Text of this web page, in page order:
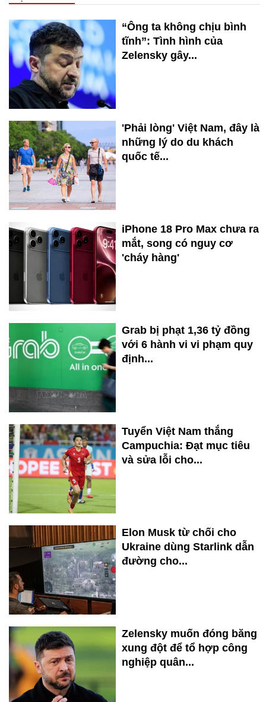
“Ông ta không chịu bình
tĩnh”: Tình hình của
Zelensky gây...
'Phải lòng' Việt Nam, đây là
những lý do du khách
quốc tế...
iPhone 18 Pro Max chưa ra
mắt, song có nguy cơ
'cháy hàng'
Grab bị phạt 1,36 tỷ đồng
với 6 hành vi vi phạm quy
định...
Tuyển Việt Nam thắng
Campuchia: Đạt mục tiêu
và sửa lỗi cho...
Elon Musk từ chối cho
Ukraine dùng Starlink dẫn
đường cho...
Zelensky muốn đóng băng
xung đột để tổ hợp công
nghiệp quân...